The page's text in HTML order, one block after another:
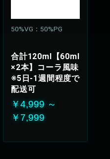
50%VG：50%PG
合計120ml【60ml
×2本】コーラ風味
※5日-1週間程度で
配送可
￥4,999 ～
￥7,999